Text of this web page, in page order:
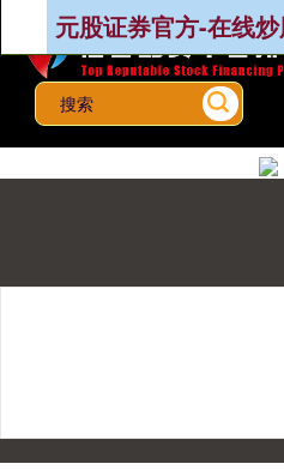
元股证券官方-在线
上证综指 3940.04